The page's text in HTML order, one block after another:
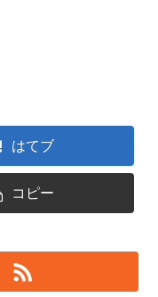
はてブ
コピー